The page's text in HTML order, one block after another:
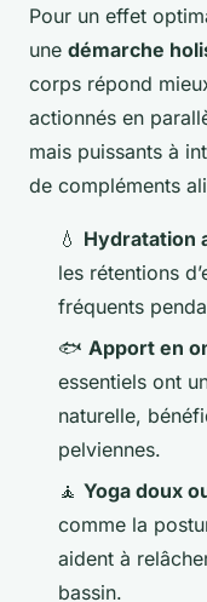
Pour un effet
une démarche
corps répond
actionnés en
mais puissants à
de compléments
💧 Hydratation
les rétentions
fréquents
🐟 Apport en
essentiels ont
naturelle,
pelviennes.
🧘 Yoga doux
comme la
aident à
bassin.